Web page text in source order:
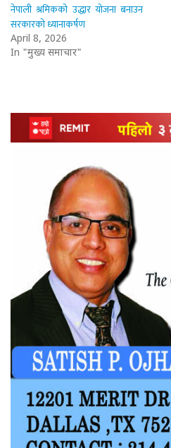
नेपाली श्रमिकको उद्धार योजना बनाउन
सरकारको ध्यानाकर्षण
April 8, 2026
In "मुख्य समाचार"